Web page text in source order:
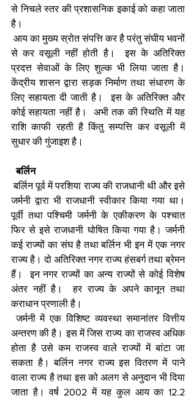
से निचले स्तर की प्रशासनिक इकाई को कहा जाता
है।
से कर वसूली नहीं होती है।  इस के अतिरिक्त
प्रदत्त सेवाओं के लिए शुल्क भी लिया जाता है।
केंद्रीय शासन द्वारा सड़क निर्माण तथा संधारण के
लिए सहायता दी जाती है।  इस के अतिरिक्त और
कोई सहायता नहीं है।  अभी तक की स्थिति में यह
राशि काफी रहती है किंतु सम्पत्ति कर वसूली में
सुधार की गुंजाइश है।
बर्लिन
बर्लिन पूर्व में परशिया राज्य की राजधानी थी और इसे
जर्मनी द्वारा भी राजधानी स्वीकार किया गया था।
पूर्वी तथा पश्चिमी जर्मनी के एकीकरण के पश्चात
फिर से इसे राजधानी घोषित किया गया है। जर्मनी
कई राज्यों का संघ है तथा बर्लिन भी इन में एक नगर
राज्य है। दो अतिरिक्त नगर राज्य हंसबर्ग तथा ब्रेमन
हैं।  इन नगर राज्यों का अन्य राज्यों से कोई विशेष
अंतर नहीं है।  हर राज्य के अपने कानून तथा
कराधान प्रणाली है।
जर्मनी में एक विशिष्ट व्यवस्था समानांतर वित्तीय
अन्तरण की है। इस में जिस राज्य का राजस्व अधिक
होता है उसे कम राजस्व वाले राज्यों में बांटा जा
सकता है। बर्लिन नगर राज्य इस वितरण में पाने
वाला राज्य है तथा इस को अलग से अनुदान भी दिया
जाता है। वर्ष 2002 में यह कुल आय का 12.2